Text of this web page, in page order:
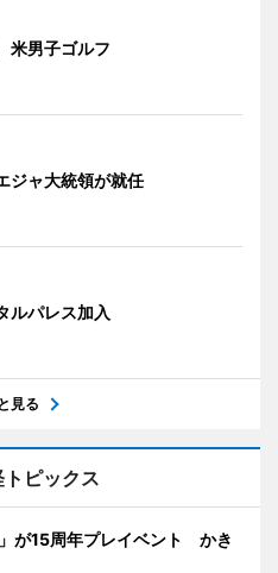
男子ゴルフ
ジャ大統領が就任
ルパレス加入
見る
ピックス
が15周年プレイベント かき